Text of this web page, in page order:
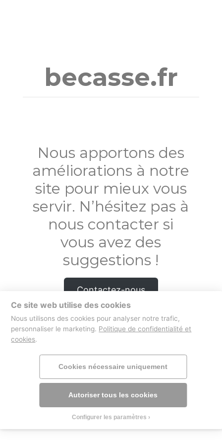
becasse.fr
Nous apportons des
améliorations à notre
site pour mieux vous
servir. N’hésitez pas à
nous contacter si
vous avez des
suggestions !
Contactez-nous
Ce site web utilise des cookies
Nous utilisons des cookies pour analyser notre trafic,
personnaliser le marketing. Politique de confidentialité et
cookies.
Cookies nécessaire uniquement
Autoriser tous les cookies
Configurer les paramètres